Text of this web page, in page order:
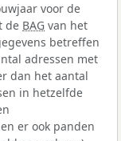
voor de
de BAG van het
betreffen
adressen met
dan het aantal
in hetzelfde
er ook panden